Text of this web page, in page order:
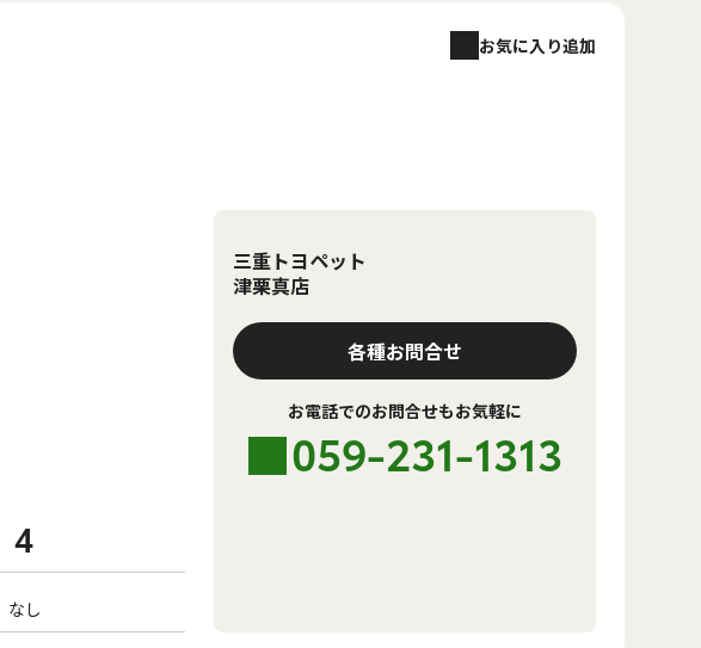
お気に入り追加
4
なし
三重トヨペット
津栗真店
各種お問合せ
お電話でのお問合せもお気軽に
059-231-1313